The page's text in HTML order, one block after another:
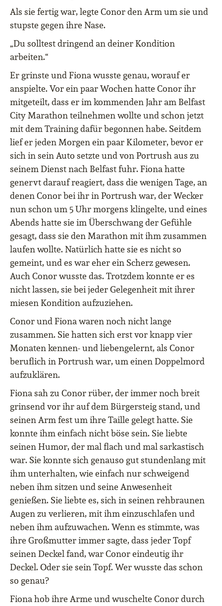
Als sie fertig war, legte Conor den Arm um sie und
stupste gegen ihre Nase.
„Du solltest dringend an deiner Kondition
arbeiten.“
Er grinste und Fiona wusste genau, worauf er
anspielte. Vor ein paar Wochen hatte Conor ihr
mitgeteilt, dass er im kommenden Jahr am Belfast
City Marathon teilnehmen wollte und schon jetzt
mit dem Training dafür begonnen habe. Seitdem
lief er jeden Morgen ein paar Kilometer, bevor er
sich in sein Auto setzte und von Portrush aus zu
seinem Dienst nach Belfast fuhr. Fiona hatte
genervt darauf reagiert, dass die wenigen Tage, an
denen Conor bei ihr in Portrush war, der Wecker
nun schon um 5 Uhr morgens klingelte, und eines
Abends hatte sie im Überschwang der Gefühle
gesagt, dass sie den Marathon mit ihm zusammen
laufen wollte. Natürlich hatte sie es nicht so
gemeint, und es war eher ein Scherz gewesen.
Auch Conor wusste das. Trotzdem konnte er es
nicht lassen, sie bei jeder Gelegenheit mit ihrer
miesen Kondition aufzuziehen.
Conor und Fiona waren noch nicht lange
zusammen. Sie hatten sich erst vor knapp vier
Monaten kennen- und liebengelernt, als Conor
beruflich in Portrush war, um einen Doppelmord
aufzuklären.
Fiona sah zu Conor rüber, der immer noch breit
grinsend vor ihr auf dem Bürgersteig stand, und
seinen Arm fest um ihre Taille gelegt hatte. Sie
konnte ihm einfach nicht böse sein. Sie liebte
seinen Humor, der mal flach und mal sarkastisch
war. Sie konnte sich genauso gut stundenlang mit
ihm unterhalten, wie einfach nur schweigend
neben ihm sitzen und seine Anwesenheit
genießen. Sie liebte es, sich in seinen rehbraunen
Augen zu verlieren, mit ihm einzuschlafen und
neben ihm aufzuwachen. Wenn es stimmte, was
ihre Großmutter immer sagte, dass jeder Topf
seinen Deckel fand, war Conor eindeutig ihr
Deckel. Oder sie sein Topf. Wer wusste das schon
so genau?
Fiona hob ihre Arme und wuschelte Conor durch